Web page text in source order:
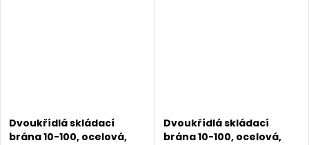
Dvoukřídlá skládací
brána 10-100, ocelová,
Dvoukřídlá skládací
brána 10-100, ocelová,